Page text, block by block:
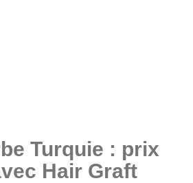
Turquie : prix
Hair Graft